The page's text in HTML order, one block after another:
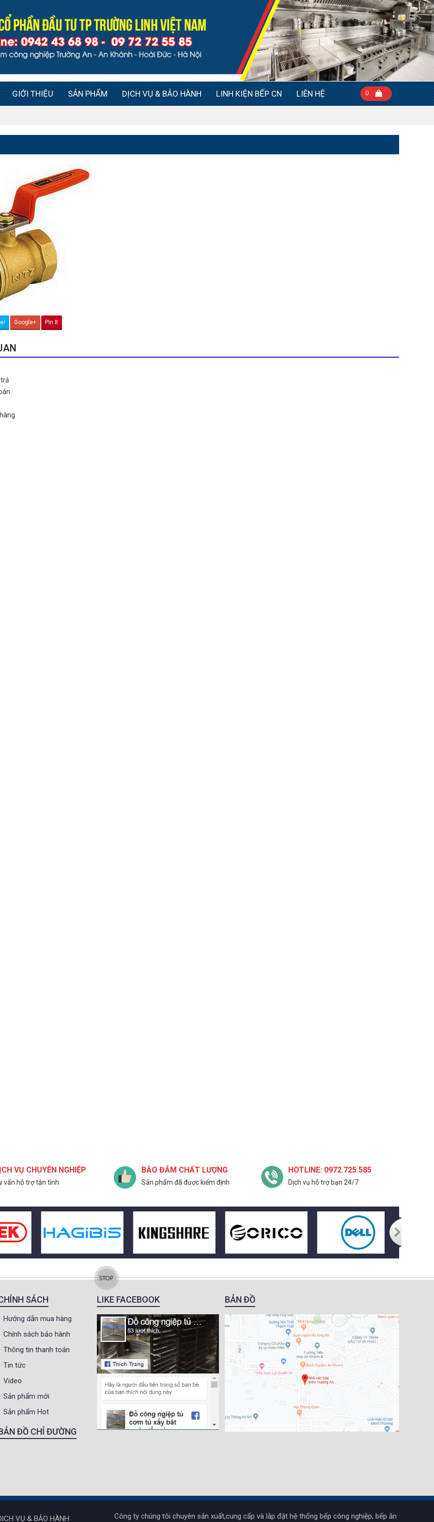
GIỚI THIỆU SẢN PHẨM DỊCH VỤ & BẢO HÀNH LINH KIỆN BẾP CN LIÊN HỆ 0
Google+ Pin It
VỤ CHUYÊN NGHIỆP
vấn hỗ trợ tận tình
BẢO ĐẢM CHẤT LƯỢNG
Sản phẩm đã được kiểm định
HOTLINE: 0972.725.585
Dịch vụ hỗ trợ bạn 24/7
SÁCH
Hướng dẫn mua hàng
Chính sách bảo hành
Thông tin thanh toán
Tin tức
Video
Sản phẩm mới
Sản phẩm Hot
ĐỒ CHỈ ĐƯỜNG
LIKE FACEBOOK BẢN ĐỒ
VỤ & BẢO HÀNH Công ty chúng tôi chuyên sản xuất,cung cấp và lắp đặt hệ thống bếp công nghiệp, bếp ăn